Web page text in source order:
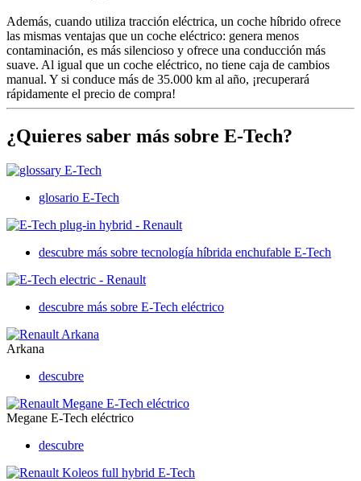
Además, cuando utiliza tracción eléctrica, un coche híbrido ofrece
las mismas ventajas que un coche eléctrico: genera menos
contaminación, es más silencioso y ofrece una conducción más
suave. Al igual que un coche eléctrico, no tiene caja de cambios
manual. Y si conduce más de 35.000 km al año, ¡recuperará
rápidamente el precio de compra!
¿Quieres saber más sobre E-Tech?
glosario E-Tech
descubre más sobre tecnología híbrida enchufable E-Tech
descubre más sobre E-Tech eléctrico
Arkana
descubre
Megane E-Tech eléctrico
descubre